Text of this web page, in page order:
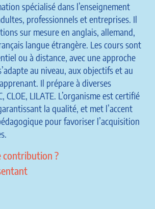
spécialisé dans l’enseignement
professionnels et entreprises. Il
sur mesure en anglais, allemand,
langue étrangère. Les cours sont
ou à distance, avec une approche
au niveau, aux objectifs et au
Il prépare à diverses
CLOE, LILATE. L’organisme est certifié
la qualité, et met l’accent
pour favoriser l’acquisition
contribution ?